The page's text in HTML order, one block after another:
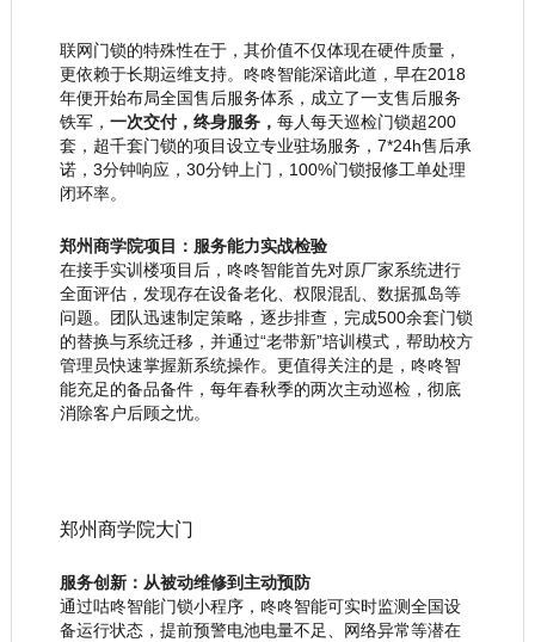
联网门锁的特殊性在于，其价值不仅体现在硬件质量，
更依赖于长期运维支持。咚咚智能深谙此道，早在2018
年便开始布局全国售后服务体系，成立了一支售后服务
铁军， 一次交付，终身服务， 每人每天巡检门锁超200
套，超千套门锁的项目设立专业驻场服务，7*24h售后承
诺，3分钟响应，30分钟上门，100%门锁报修工单处理
闭环率。
郑州商学院项目：服务能力实战检验
在接手实训楼项目后，咚咚智能首先对原厂家系统进行
全面评估，发现存在设备老化、权限混乱、数据孤岛等
问题。团队迅速制定策略，逐步排查，完成500余套门锁
的替换与系统迁移，并通过“老带新”培训模式，帮助校方
管理员快速掌握新系统操作。更值得关注的是，咚咚智
能充足的备品备件，每年春秋季的两次主动巡检，彻底
消除客户后顾之忧。
郑州商学院大门
服务创新：从被动维修到主动预防
通过咕咚智能门锁小程序，咚咚智能可实时监测全国设
备运行状态，提前预警电池电量不足、网络异常等潜在